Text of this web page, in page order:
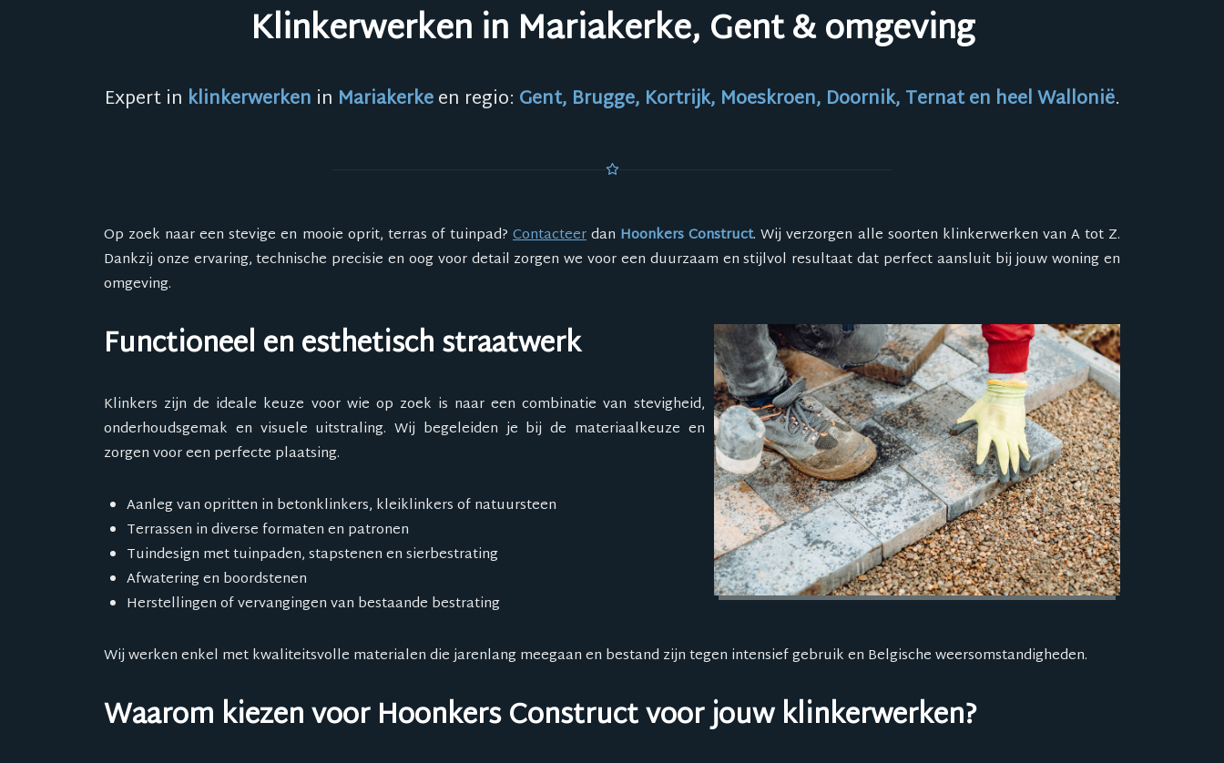
Klinkerwerken in Mariakerke, Gent & omgeving
Expert in klinkerwerken in Mariakerkeen regio: Gent, Brugge, Kortrijk, Moeskroen, Doornik, Ternat en heel Wallonië.
Op zoek naar een stevige en mooie oprit, terras of tuinpad? Contacteerdan Hoonkers Construct. Wij verzorgen alle soorten klinkerwerken van A tot Z.
Dankzij onze ervaring, technische precisie en oog voor detail zorgen we voor een duurzaam en stijlvol resultaat dat perfect aansluit bij jouw woning en
omgeving.
Functioneel en esthetisch straatwerk
Klinkers zijn de ideale keuze voor wie op zoek is naar een combinatie van stevigheid,
onderhoudsgemak en visuele uitstraling. Wij begeleiden je bij de materiaalkeuze en
zorgen voor een perfecte plaatsing.
Aanleg van opritten in betonklinkers, kleiklinkers of natuursteen
Terrassen in diverse formaten en patronen
Tuindesign met tuinpaden, stapstenen en sierbestrating
Afwatering en boordstenen
Herstellingen of vervangingen van bestaande bestrating
Wij werken enkel met kwaliteitsvolle materialen die jarenlang meegaan en bestand zijn tegen intensief gebruik en Belgische weersomstandigheden.
Waarom kiezen voor Hoonkers Construct voor jouw klinkerwerken?